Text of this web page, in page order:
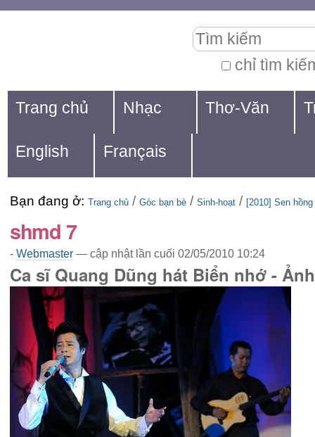
dung.
đến
mục
định
hướng
cá
nhân
chỉ tìm
kiếm
Navigation
Trang chủ Nhạc Thơ-Văn
English Français
Bạn đang ở: Trang chủ / Góc bạn bè / Sinh-hoạt / [2010] Sen
shmd 7
- Webmaster — cập nhật lần cuối 02/05/2010 10:24
Ca sĩ Quang Dũng hát Biển nhớ -